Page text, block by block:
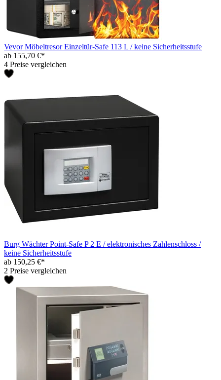
Vevor Möbeltresor Einzeltür-Safe 113 L / keine Sicherheitsstufe
ab 155,70 €*
4 Preise vergleichen
Burg Wächter Point-Safe P 2 E / elektronisches Zahlenschloss /
keine Sicherheitsstufe
ab 150,25 €*
2 Preise vergleichen